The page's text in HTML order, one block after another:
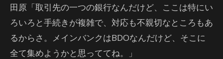
田原「取引先の一つの銀行なんだけど、ここは特にい
ろいろと手続きが複雑で、対応も不親切なところもあ
るからさ。メインバンクはBDOなんだけど、そこに
全て集めようかと思っててね。」